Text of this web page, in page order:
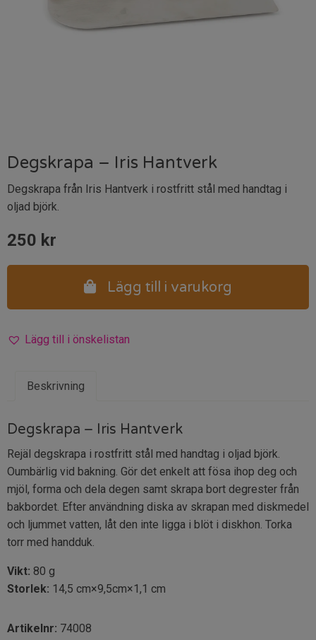
Degskrapa – Iris Hantverk
Degskrapa från Iris Hantverk i rostfritt stål med handtag i
oljad björk.
250 kr
Lägg till i varukorg
Lägg till i önskelistan
Beskrivning
Degskrapa – Iris Hantverk
Rejäl degskrapa i rostfritt stål med handtag i oljad björk.
Oumbärlig vid bakning. Gör det enkelt att fösa ihop deg och
mjöl, forma och dela degen samt skrapa bort degrester från
bakbordet. Efter användning diska av skrapan med diskmedel
och ljummet vatten, låt den inte ligga i blöt i diskhon. Torka
torr med handduk.
Vikt: 80 g
Storlek: 14,5 cm×9,5cm×1,1 cm
Artikelnr: 74008